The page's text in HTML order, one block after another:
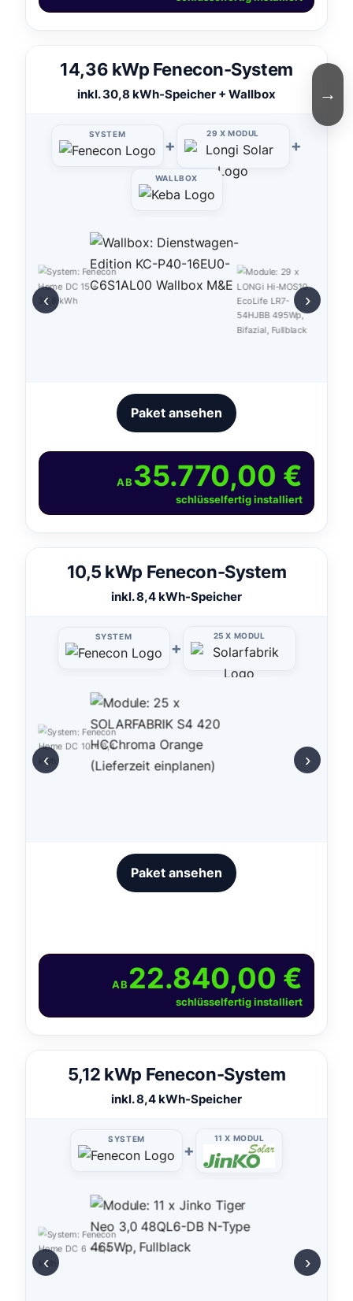
→
14,36 kWp Fenecon-System
inkl. 30,8 kWh-Speicher + Wallbox
SYSTEM
+
29 X MODUL
+
WALLBOX
‹ ›
Paket ansehen
AB 35.770,00 €
schlüsselfertig installiert
10,5 kWp Fenecon-System
inkl. 8,4 kWh-Speicher
SYSTEM
+
25 X MODUL
‹ ›
Paket ansehen
AB 22.840,00 €
schlüsselfertig installiert
5,12 kWp Fenecon-System
inkl. 8,4 kWh-Speicher
SYSTEM
+
11 X MODUL
‹ ›